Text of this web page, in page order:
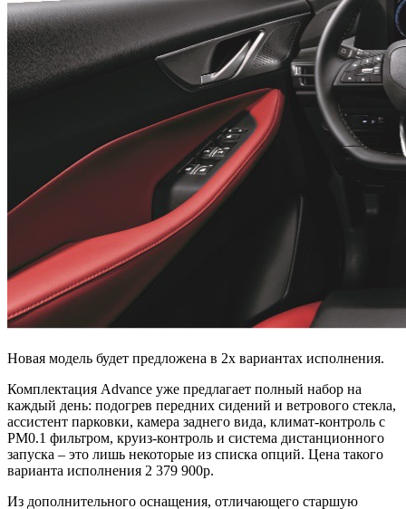
Новая модель будет предложена в 2х вариантах исполнения.
Комплектация Advance уже предлагает полный набор на
каждый день: подогрев передних сидений и ветрового стекла,
ассистент парковки, камера заднего вида, климат-контроль с
PM0.1 фильтром, круиз-контроль и система дистанционного
запуска – это лишь некоторые из списка опций. Цена такого
варианта исполнения 2 379 900р.
Из дополнительного оснащения, отличающего старшую